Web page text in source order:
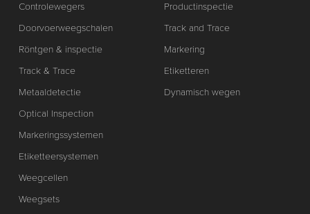
Controlewegers
Doorvoerweegschalen
Röntgen & inspectie
Track & Trace
Metaaldetectie
Optical Inspection
Markeringssystemen
Etiketteersystemen
Weegcellen
Weegsets
Productinspectie
Track and Trace
Markering
Etiketteren
Dynamisch wegen